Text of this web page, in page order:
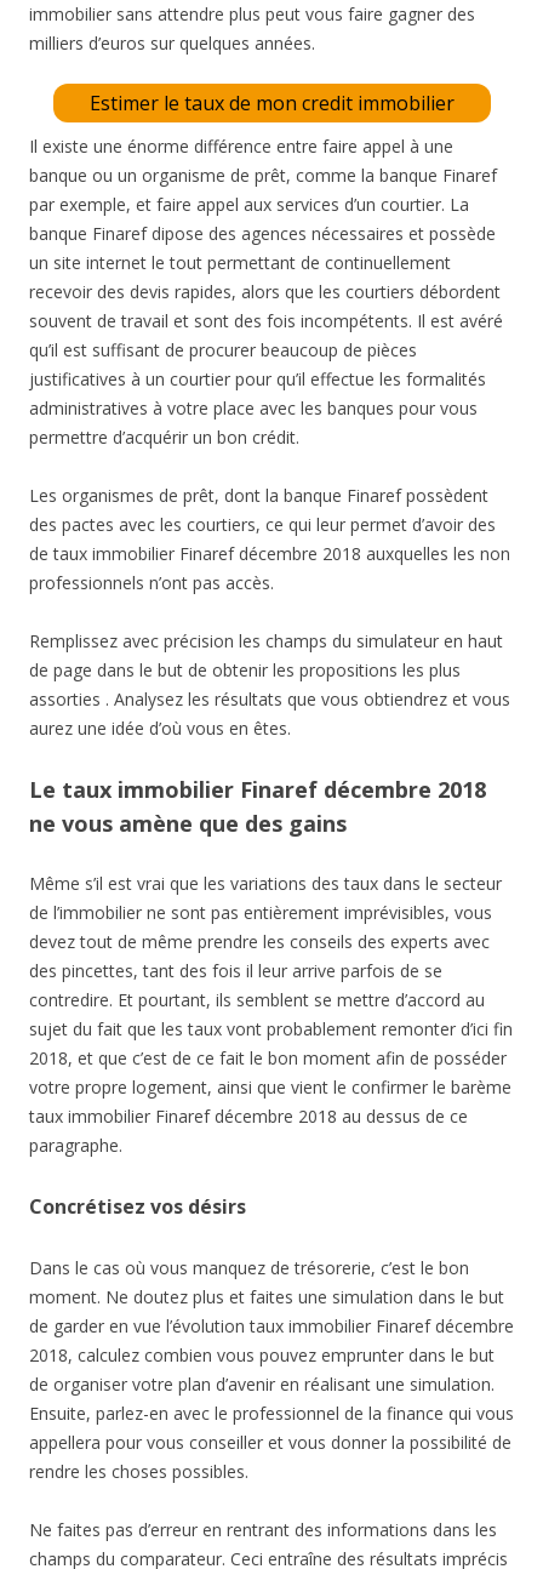
immobilier sans attendre plus peut vous faire gagner des
milliers d’euros sur quelques années.
Estimer le taux de mon credit immobilier
Il existe une énorme différence entre faire appel à une
banque ou un organisme de prêt, comme la banque Finaref
par exemple, et faire appel aux services d’un courtier. La
banque Finaref dipose des agences nécessaires et possède
un site internet le tout permettant de continuellement
recevoir des devis rapides, alors que les courtiers débordent
souvent de travail et sont des fois incompétents. Il est avéré
qu’il est suffisant de procurer beaucoup de pièces
justificatives à un courtier pour qu’il effectue les formalités
administratives à votre place avec les banques pour vous
permettre d’acquérir un bon crédit.
Les organismes de prêt, dont la banque Finaref possèdent
des pactes avec les courtiers, ce qui leur permet d’avoir des
de taux immobilier Finaref décembre 2018 auxquelles les non
professionnels n’ont pas accès.
Remplissez avec précision les champs du simulateur en haut
de page dans le but de obtenir les propositions les plus
assorties . Analysez les résultats que vous obtiendrez et vous
aurez une idée d’où vous en êtes.
Le taux immobilier Finaref décembre 2018
ne vous amène que des gains
Même s’il est vrai que les variations des taux dans le secteur
de l’immobilier ne sont pas entièrement imprévisibles, vous
devez tout de même prendre les conseils des experts avec
des pincettes, tant des fois il leur arrive parfois de se
contredire. Et pourtant, ils semblent se mettre d’accord au
sujet du fait que les taux vont probablement remonter d’ici fin
2018, et que c’est de ce fait le bon moment afin de posséder
votre propre logement, ainsi que vient le confirmer le barème
taux immobilier Finaref décembre 2018 au dessus de ce
paragraphe.
Concrétisez vos désirs
Dans le cas où vous manquez de trésorerie, c’est le bon
moment. Ne doutez plus et faites une simulation dans le but
de garder en vue l’évolution taux immobilier Finaref décembre
2018, calculez combien vous pouvez emprunter dans le but
de organiser votre plan d’avenir en réalisant une simulation.
Ensuite, parlez-en avec le professionnel de la finance qui vous
appellera pour vous conseiller et vous donner la possibilité de
rendre les choses possibles.
Ne faites pas d’erreur en rentrant des informations dans les
champs du comparateur. Ceci entraîne des résultats imprécis